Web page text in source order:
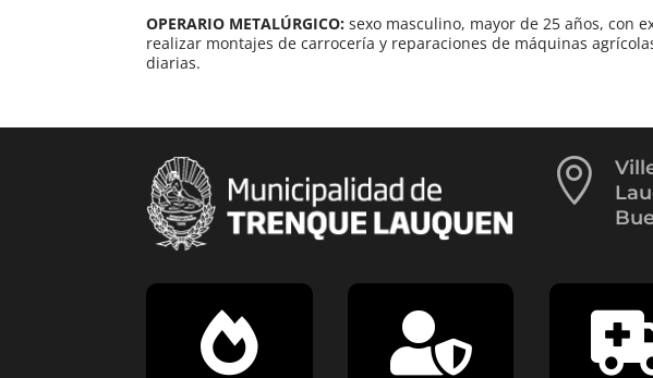
OPERARIO METALÚRGICO: sexo masculino, mayor de 25 años, con
realizar montajes de carrocería y reparaciones de máquinas
diarias.

 